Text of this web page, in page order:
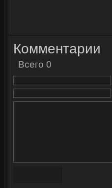
Комментарии
Всего 0